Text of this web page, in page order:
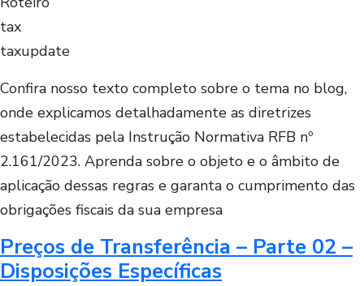
tax
taxupdate
Confira nosso texto completo sobre o tema no blog,
onde explicamos detalhadamente as diretrizes
estabelecidas pela Instrução Normativa RFB nº
2.161/2023. Aprenda sobre o objeto e o âmbito de
aplicação dessas regras e garanta o cumprimento das
obrigações fiscais da sua empresa
Preços de Transferência – Parte 02 –
Disposições Específicas